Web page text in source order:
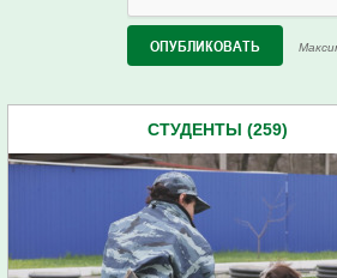
СТУДЕНТЫ (259)